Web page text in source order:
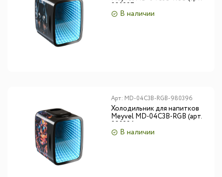
980397)
В наличии
Арт: MD-04C3B-RGB-980396
Холодильник для напитков
Meyvel MD-04C3B-RGB (арт.
980396)
В наличии